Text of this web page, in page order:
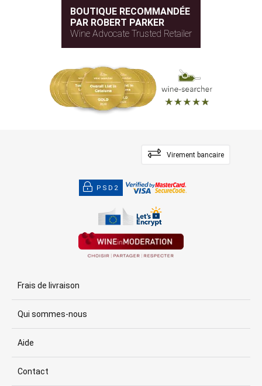
BOUTIQUE RECOMMANDÉE
PAR ROBERT PARKER
Wine Advocate Trusted Retailer
Virement bancaire
PSD2
Frais de livraison
Qui sommes-nous
Aide
Contact